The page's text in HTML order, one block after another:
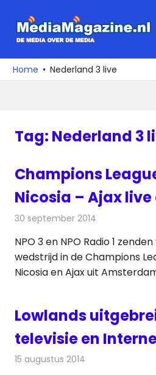
naar
media
over
Home Nederland 3 live
Tag: Nederland 3
Champions
Nicosia – Ajax live
30 september 2014
NPO 3 en NPO Radio 1
wedstrijd in de Champions
Nicosia en Ajax uit
Lowlands
televisie en
15 augustus 2014